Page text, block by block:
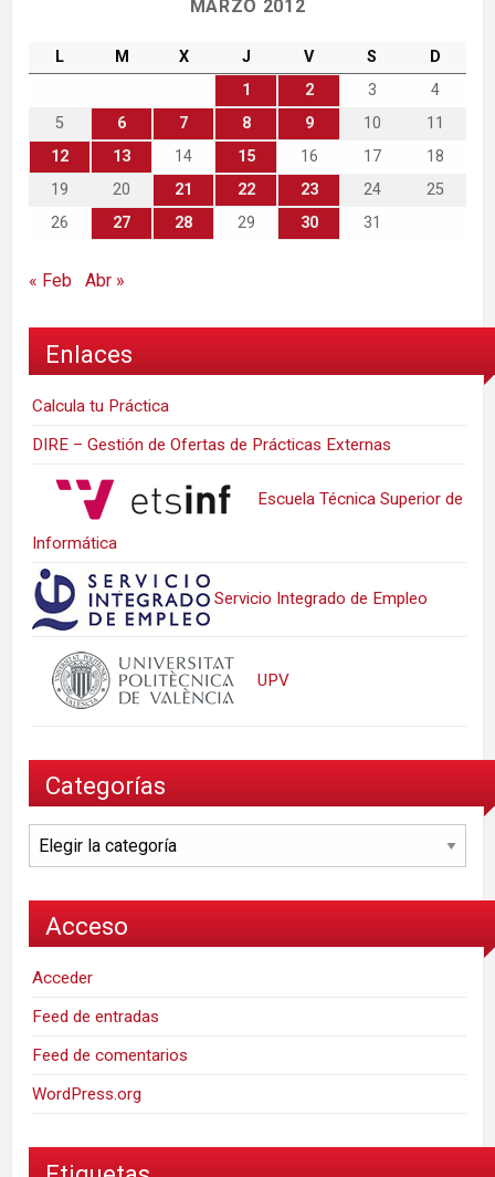
MARZO 2012
L M X J V S
D
1
2 3
4
5
6 7 8 9 10
11
12
13 14 15 16 17
18
19
20 21 22 23 24
25
26
27 28 29 30 31
« Feb Abr »
Enlaces
Calcula tu Práctica
DIRE – Gestión de Ofertas de Prácticas Externas
Escuela Técnica Superior de
Informática
Servicio Integrado de Empleo
UPV
Categorías
Categorías
Acceso
Acceder
Feed de entradas
Feed de comentarios
WordPress.org